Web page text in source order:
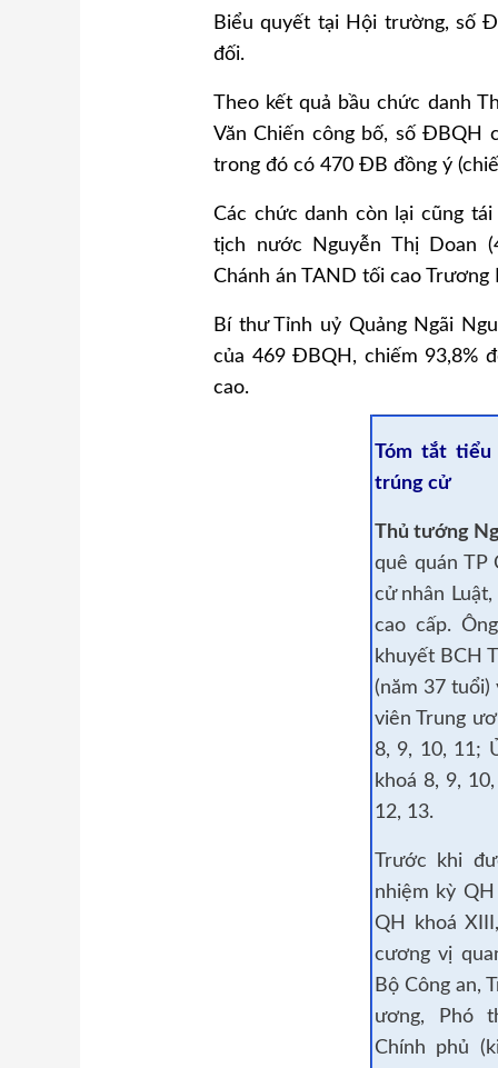
Biểu quyết tại Hội trường, số
đối.
Theo kết quả bầu chức danh
Văn Chiến công bố, số ĐBQH
trong đó có 470 ĐB đồng ý
Các chức danh còn lại cũng
tịch nước Nguyễn Thị Doan
Chánh án TAND tối cao Trương
Bí thư Tỉnh uỷ Quảng Ngãi
của 469 ĐBQH, chiếm 93,8%
cao.
Tóm tắt tiểu
trúng cử
Thủ tướng
quê quán TP
cử nhân
cao cấp.
khuyết BCH
(năm 37
viên Trung
8, 9, 10, 11;
khoá 8, 9,
12, 13.
Trước khi
nhiệm kỳ
QH khoá
cương vị
Bộ Công an,
ương, Phó
Chính phủ